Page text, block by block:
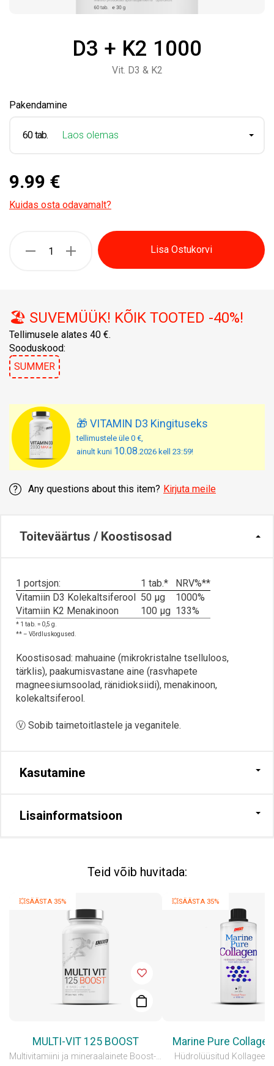
D3 + K2 1000
Vit. D3 & K2
Pakendamine
60 tab. Laos olemas
9.99 €
Kuidas osta odavamalt?
Lisa Ostukorvi
🏖️ SUVEMÜÜK! KÕIK TOOTED -40%!
Tellimusele alates 40 €.
Sooduskood:
SUMMER
🎁 VITAMIN D3 Kingituseks
tellimustele üle 0 €,
ainult kuni 10.08.2026 kell 23:59!
Any questions about this item? Kirjuta meile
Toiteväärtus / Koostisosad
1 portsjon: 1 tab.*
NRV%**
Vitamiin D3 Kolekaltsiferool 50 μg
1000%
Vitamiin K2 Menakinoon 100 μg 133%
* 1 tab. = 0,5 g.
** – Võrdluskogused.
Koostisosad: mahuaine (mikrokristalne tselluloos,
tärklis), paakumisvastane aine (rasvhapete
magneesiumsoolad, ränidioksiidi), menakinoon,
kolekaltsiferool.
Ⓥ Sobib taimetoitlastele ja veganitele.
Kasutamine
Lisainformatsioon
Teid võib huvitada:
💥SÄÄSTA 35%
MULTI-VIT 125 BOOST
Multivitamiini ja mineraalainete Boost-kompleks
💥SÄÄSTA 35%
Marine Pure
Hüdrolüüsitud